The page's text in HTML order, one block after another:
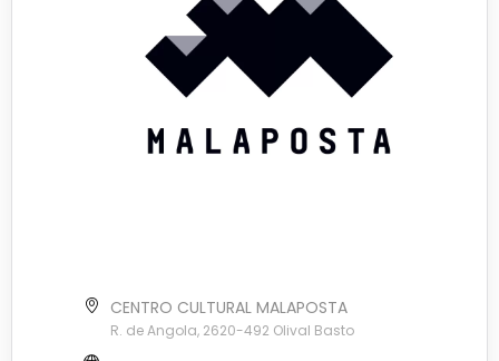
CENTRO CULTURAL MALAPOSTA
R. de Angola, 2620-492 Olival Basto